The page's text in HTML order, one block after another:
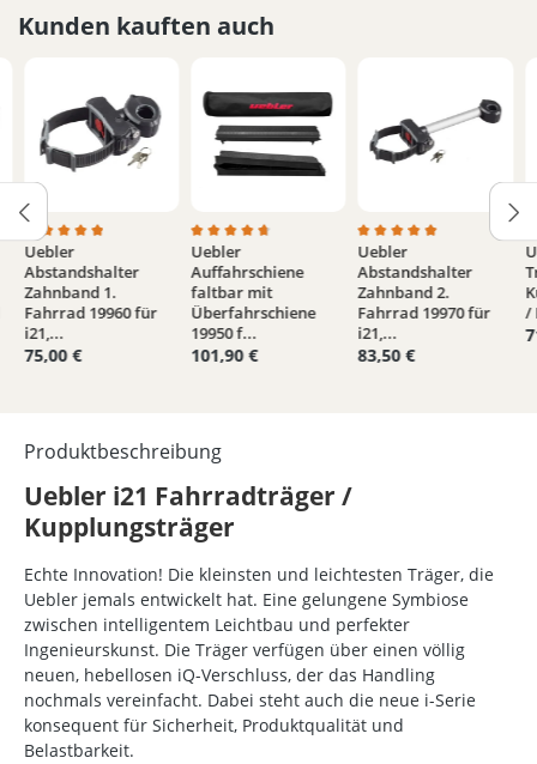
Kunden kauften auch
5 Sternenvon 5 von 5 Sternen
Durchschnittliche Bewertung von 4.9 von 5 Sternen
Uebler
Abstandshalter
Zahnband 1.
Fahrrad 19960 für
i21,...
75,00 €
Durchschnittliche Bewertung von 4.7 von
Uebler
Auffahrschiene
faltbar mit
Überfahrschiene
19950 f...
101,90 €
Durchschnittliche
Uebler
Abstandshalter
Zahnband 2.
Fahrrad 19970 für
i21,...
83,50 €
/
Produktbeschreibung
Uebler i21 Fahrradträger /
Kupplungsträger
Echte Innovation! Die kleinsten und leichtesten Träger, die
Uebler jemals entwickelt hat. Eine gelungene Symbiose
zwischen intelligentem Leichtbau und perfekter
Ingenieurskunst. Die Träger verfügen über einen völlig
neuen, hebellosen iQ-Verschluss, der das Handling
nochmals vereinfacht. Dabei steht auch die neue i-Serie
konsequent für Sicherheit, Produktqualität und
Belastbarkeit.